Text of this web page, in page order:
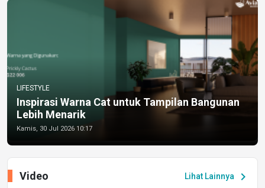
LIFESTYLE
Inspirasi Warna Cat untuk Tampilan Bangunan
Lebih Menarik
Kamis, 30 Jul 2026 10:17
Lihat Lainnya chevron_right
Video